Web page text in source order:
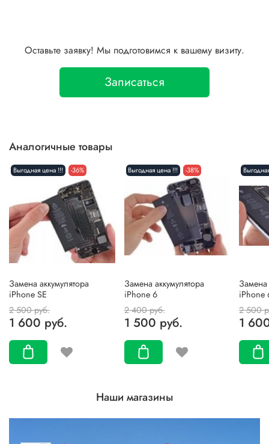
Оставьте заявку! Мы подготовимся к вашему визиту.
Записаться
Аналогичные товары
Выгодная цена !!! -36%
Замена аккумулятора
iPhone SE
2 500 руб.
1 600 руб.
Выгодная цена !!! -38%
Замена аккумулятора
iPhone 6
2 400 руб.
1 500 руб.
Замена
iPhone
2 500
1
Наши магазины